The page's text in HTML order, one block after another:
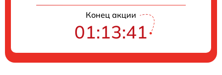
Конец акции
01:13:40